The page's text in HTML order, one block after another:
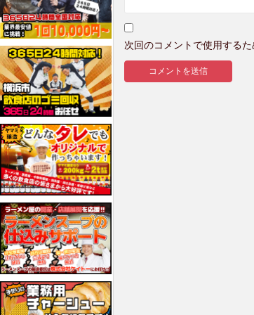
次回のコメントで使用する